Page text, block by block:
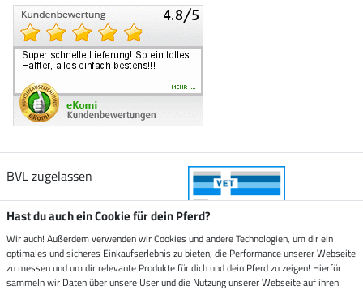
BVL zugelassen
Zustellung durch
Hast du auch ein Cookie für dein Pferd?
Wir auch! Außerdem verwenden wir Cookies und andere Technologien, um dir ein
optimales und sicheres Einkaufserlebnis zu bieten, die Performance unserer Webseite
zu messen und um dir relevante Produkte für dich und dein Pferd zu zeigen! Hierfür
sammeln wir Daten über unsere User und die Nutzung unserer Webseite auf ihren